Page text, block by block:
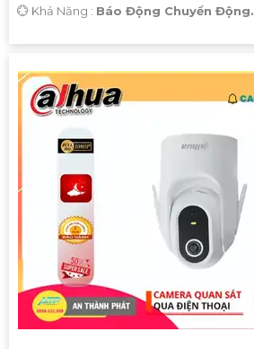
️💮 Khả Năng : Báo Động Chuyển Động.